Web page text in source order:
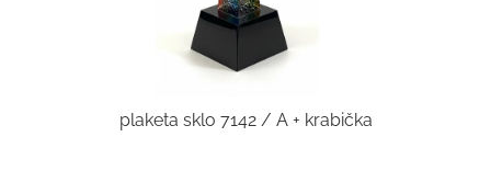
plaketa sklo 7142 / A + krabička